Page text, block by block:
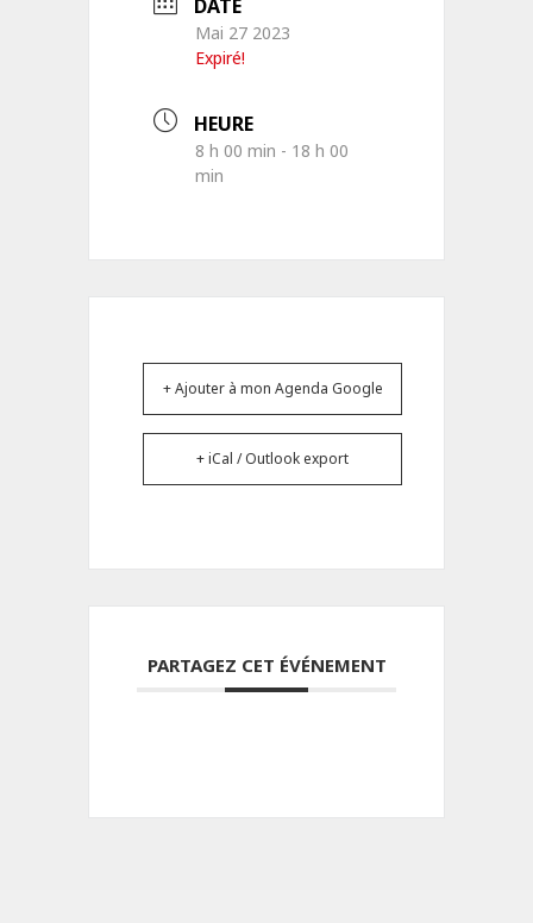
DATE
Mai 27 2023
Expiré!
HEURE
8 h 00 min - 18 h 00
min
+ Ajouter à mon Agenda Google
+ iCal / Outlook export
PARTAGEZ CET ÉVÉNEMENT